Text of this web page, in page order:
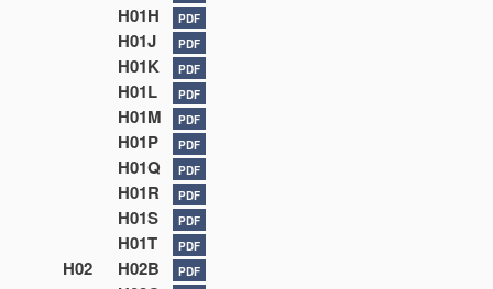
H01H PDF
H01J PDF
H01K PDF
H01L PDF
H01M PDF
H01P PDF
H01Q PDF
H01R PDF
H01S PDF
H01T PDF
H02 H02B PDF